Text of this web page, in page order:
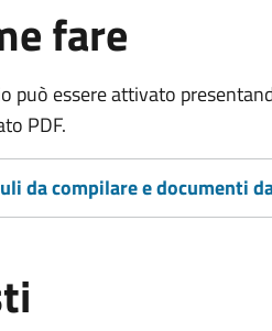
fare
può essere attivato
PDF.
da compilare e documenti